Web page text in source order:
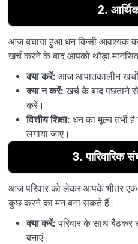
2.
आज बचाया हुआ धन किसी आवश्यक
खर्च करने के बाद आपको थोड़ा
क्या करें: आज आपातकालीन
क्या न करें: खर्च के बाद पछताने
करें।
वित्तीय शिक्षा: धन का मूल्य तभी है
लगाया जाए।
3. पारिवारिक
आज परिवार को लेकर आपके भीतर
कुछ करने का मन बना सकते हैं।
क्या करें: परिवार के साथ बैठकर
बनाएं।